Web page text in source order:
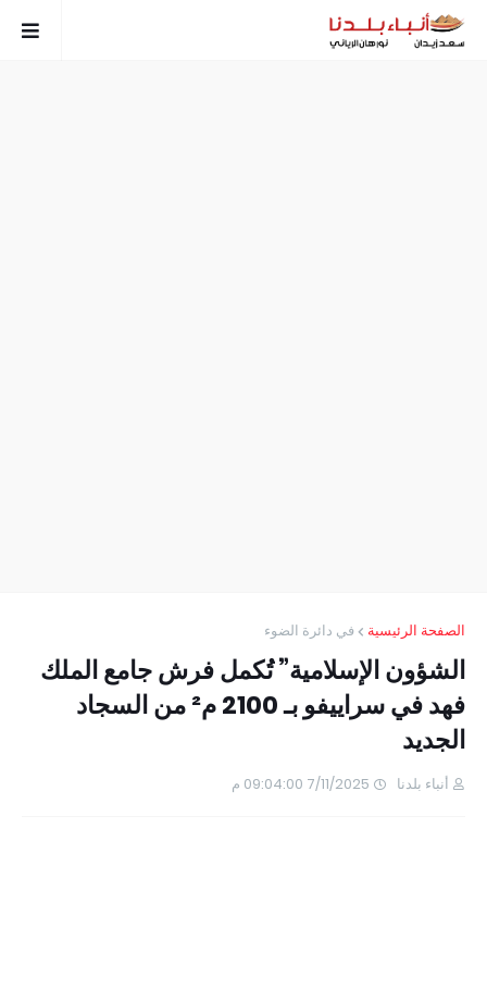
الصفحة الرئيسية في دائرة الضوء
الشؤون الإسلامية” تُكمل فرش جامع الملك
فهد في سراييفو بـ 2100 م² من السجاد
الجديد
أنباء بلدنا 7/11/2025 09:04:00 م